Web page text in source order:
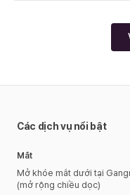
Các dịch vụ nổi bật
Mắt
Mở khóe mắt dưới tại
(mở rộng chiều dọc)